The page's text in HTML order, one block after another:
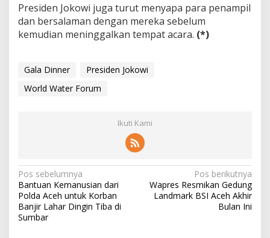
Presiden Jokowi juga turut menyapa para penampil
dan bersalaman dengan mereka sebelum
kemudian meninggalkan tempat acara. (*)
Gala Dinner
Presiden Jokowi
World Water Forum
Ikuti Kami
N
a
v
i
Pos sebelumnya
Bantuan Kemanusian dari
Polda Aceh untuk Korban
Banjir Lahar Dingin Tiba di
Sumbar
Pos berikutnya
Wapres Resmikan Gedung
Landmark BSI Aceh Akhir
Bulan Ini